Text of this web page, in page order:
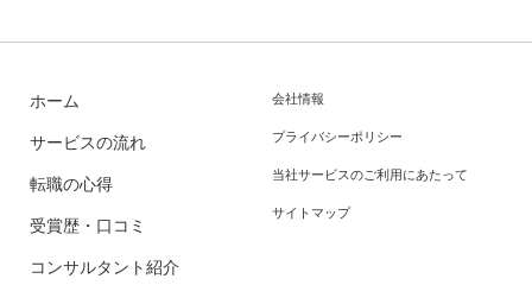
ホーム
サービスの流れ
転職の心得
受賞歴・口コミ
コンサルタント紹介
会社情報
プライバシーポリシー
当社サービスのご利用にあたって
サイトマップ